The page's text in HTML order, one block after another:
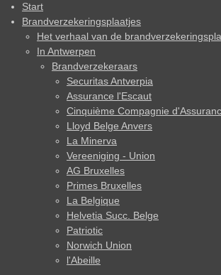
Start
Brandverzekeringsplaatjes
Het verhaal van de
In Antwerpen
Brandverzekeraars
Securitas Antverpia
Assurance l'Escaut
Cinquième Compagnie
Lloyd Belge Anvers
La Minerva
Vereeniging - Union
AG Bruxelles
Primes Bruxelles
La Belgique
Helvetia Succ. Belge
Patriotic
Norwich Union
l'Abeille